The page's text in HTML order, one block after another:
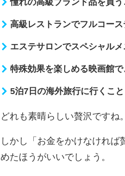
高級レストランでフルコー
エステサロンでスペシャル
特殊効果を楽しめる映画館
5泊7日の海外旅行に行くこと
どれも素晴らしい贅沢ですね。
しかし「お金をかけなけれ
めたほうがいいでしょう。